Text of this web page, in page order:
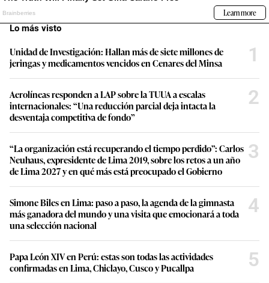
Lo más visto
Unidad de Investigación: Hallan más de siete millones de
jeringas y medicamentos vencidos en Cenares del Minsa
1
Aerolíneas responden a LAP sobre la TUUA a escalas
internacionales: “Una reducción parcial deja intacta la
desventaja competitiva de fondo”
2
“La organización está recuperando el tiempo perdido”: Carlos
Neuhaus, expresidente de Lima 2019, sobre los retos a un año
de Lima 2027 y en qué más está preocupado el Gobierno
3
Simone Biles en Lima: paso a paso, la agenda de la gimnasta
más ganadora del mundo y una visita que emocionará a toda
una selección nacional
4
Papa León XIV en Perú: estas son todas las actividades
confirmadas en Lima, Chiclayo, Cusco y Pucallpa
5